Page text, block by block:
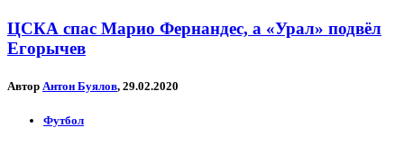
ЦСКА спас Марио Фернандес, а «Урал» подвёл
Егорычев
Автор Антон Буялов, 29.02.2020
Футбол